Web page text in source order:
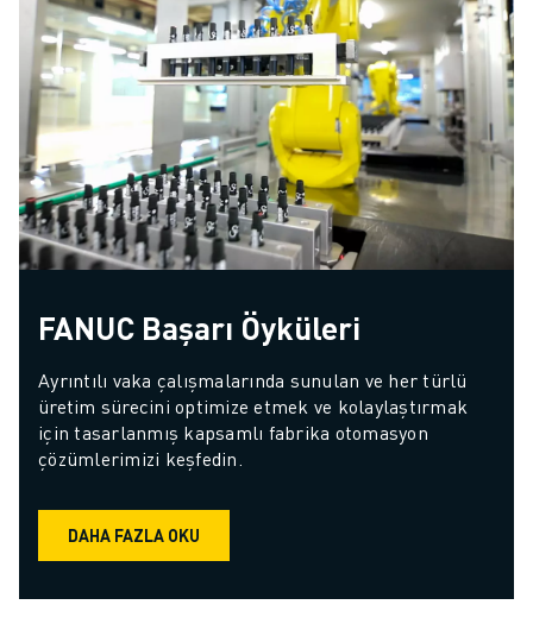
FANUC Başarı Öyküleri
Ayrıntılı vaka çalışmalarında sunulan ve her türlü
üretim sürecini optimize etmek ve kolaylaştırmak
için tasarlanmış kapsamlı fabrika otomasyon
çözümlerimizi keşfedin.
DAHA FAZLA OKU